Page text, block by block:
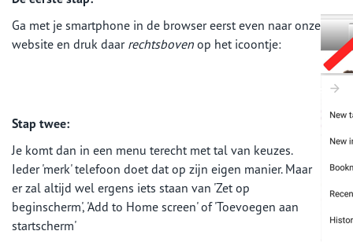
Ga met je smartphone in de browser eerst even naar onze
website en druk daar rechtsboven op het icoontje:
Stap twee:
Je komt dan in een menu terecht met tal van keuzes.
Ieder 'merk' telefoon doet dat op zijn eigen manier. Maar
er zal altijd wel ergens iets staan van 'Zet op
beginscherm', 'Add to Home screen' of 'Toevoegen aan
startscherm'